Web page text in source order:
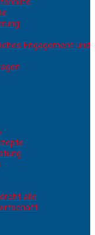
Engagement und
alle